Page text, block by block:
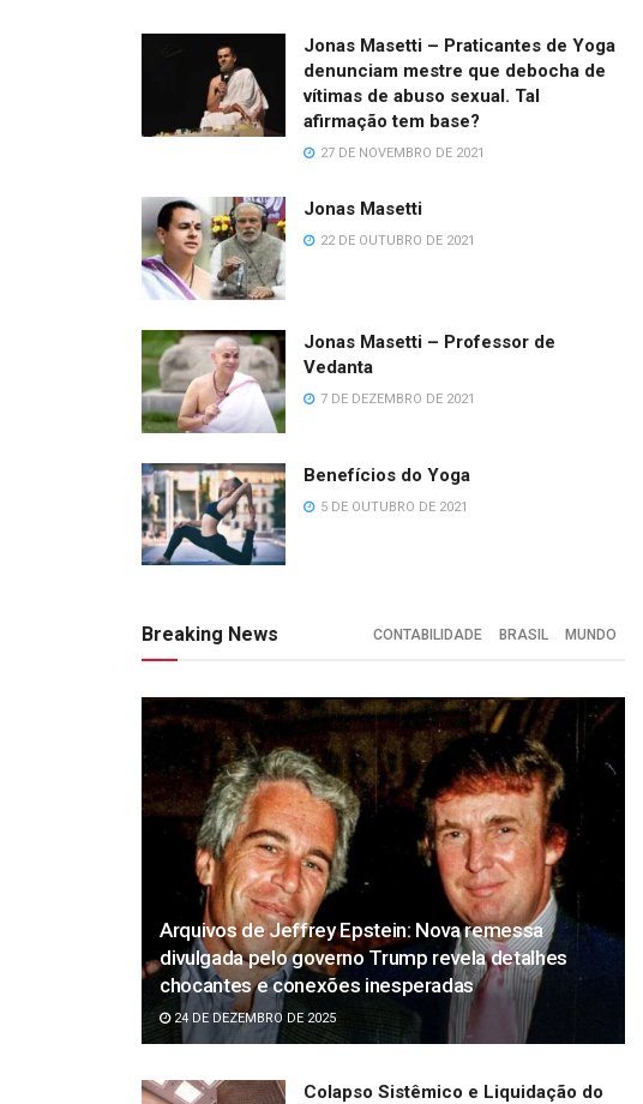
Jonas Masetti – Praticantes de Yoga
denunciam mestre que debocha de
vítimas de abuso sexual. Tal
afirmação tem base?
27 DE NOVEMBRO DE 2021
Jonas Masetti
22 DE OUTUBRO DE 2021
Jonas Masetti – Professor de
Vedanta
7 DE DEZEMBRO DE 2021
Benefícios do Yoga
5 DE OUTUBRO DE 2021
Breaking News CONTABILIDADE BRASIL MUNDO
Arquivos de Jeffrey Epstein: Nova remessa
divulgada pelo governo Trump revela detalhes
chocantes e conexões inesperadas
24 DE DEZEMBRO DE 2025
Colapso Sistêmico e Liquidação do